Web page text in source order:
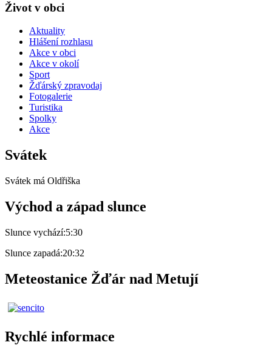
Život v obci
Aktuality
Hlášení rozhlasu
Akce v obci
Akce v okolí
Sport
Žďárský zpravodaj
Fotogalerie
Turistika
Spolky
Akce
Svátek
Svátek má Oldřiška
Východ a západ slunce
Slunce vychází:5:30
Slunce zapadá:20:32
Meteostanice Žďár nad Metují
Rychlé informace